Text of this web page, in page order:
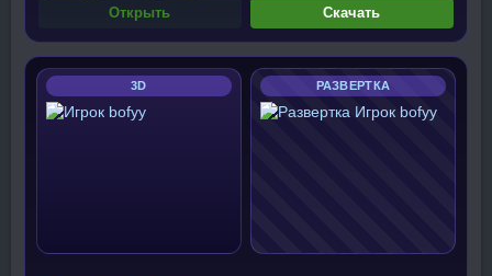
Открыть Скачать
3D РАЗВЕРТКА